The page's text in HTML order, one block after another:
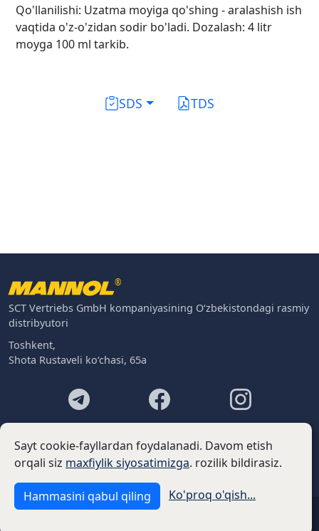
Qo'llanilishi: Uzatma moyiga qo'shing - aralashish ish
vaqtida o'z-o'zidan sodir bo'ladi. Dozalash: 4 litr
moyga 100 ml tarkib.
SDS TDS
Sayt cookie-fayllardan foydalanadi. Davom etish
orqali siz maxfiylik siyosatimizga. rozilik bildirasiz.
Hammasini qabul qiling Ko'proq o'qish...
®
SCT Vertriebs GmbH kompaniyasining O‘zbekistondagi rasmiy
distribyutori
Toshkent,
Shota Rustaveli ko‘chasi, 65a
Footer
Biz haqimizda